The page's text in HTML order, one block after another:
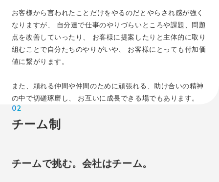
お客様から言われたことだけをやるのだとやらされ感が強く
なりますが、
自分達で仕事のやりづらいところや課題、問題
点を改善していったり、
お客様に提案したりと主体的に取り
組むことで自分たちのやりがいや、
お客様にとっても付加価
値に繋がります。
また、頼れる仲間や仲間のために頑張れる、助け合いの精神
の中で切磋琢磨し、
お互いに成長できる場でもあります。
02
チーム制
チームで挑む。会社はチーム。